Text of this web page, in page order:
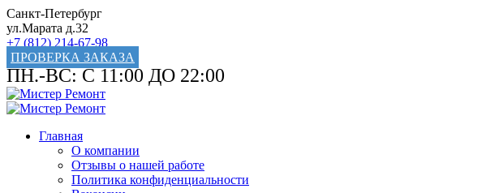
Санкт-Петербург
ул.Марата д.32
+7 (812) 214-67-98
ПРОВЕРКА ЗАКАЗА
ПН.-ВС: С 11:00 ДО 22:00
Главная
О компании
Отзывы о нашей работе
Политика конфиденциальности